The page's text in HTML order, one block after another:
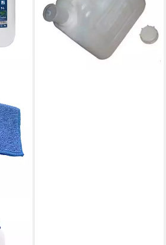
lieferbar - in 3-4 Werktagen bei dir